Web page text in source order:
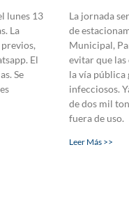
lunes 13
La
El
Se
La jornada
de
Municipal,
evitar que las
la vía pública
infecciosos.
de dos mil
fuera de uso.
Leer Más >>